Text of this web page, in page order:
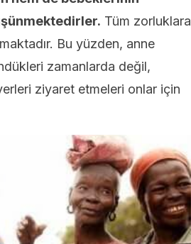
Tüm zorluklara
Bu yüzden, anne
zamanlarda değil,
ziyaret etmeleri onlar için